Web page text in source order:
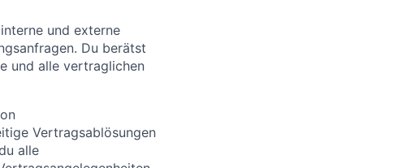
und externe
Du berätst
und alle vertraglichen
Vertragsablösungen
alle